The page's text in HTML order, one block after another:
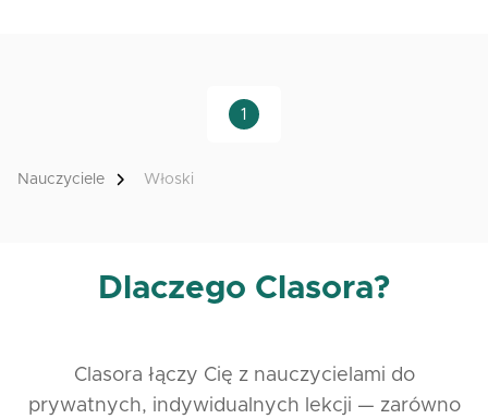
1
Nauczyciele Włoski
Dlaczego Clasora?
Clasora łączy Cię z nauczycielami do
prywatnych, indywidualnych lekcji — zarówno